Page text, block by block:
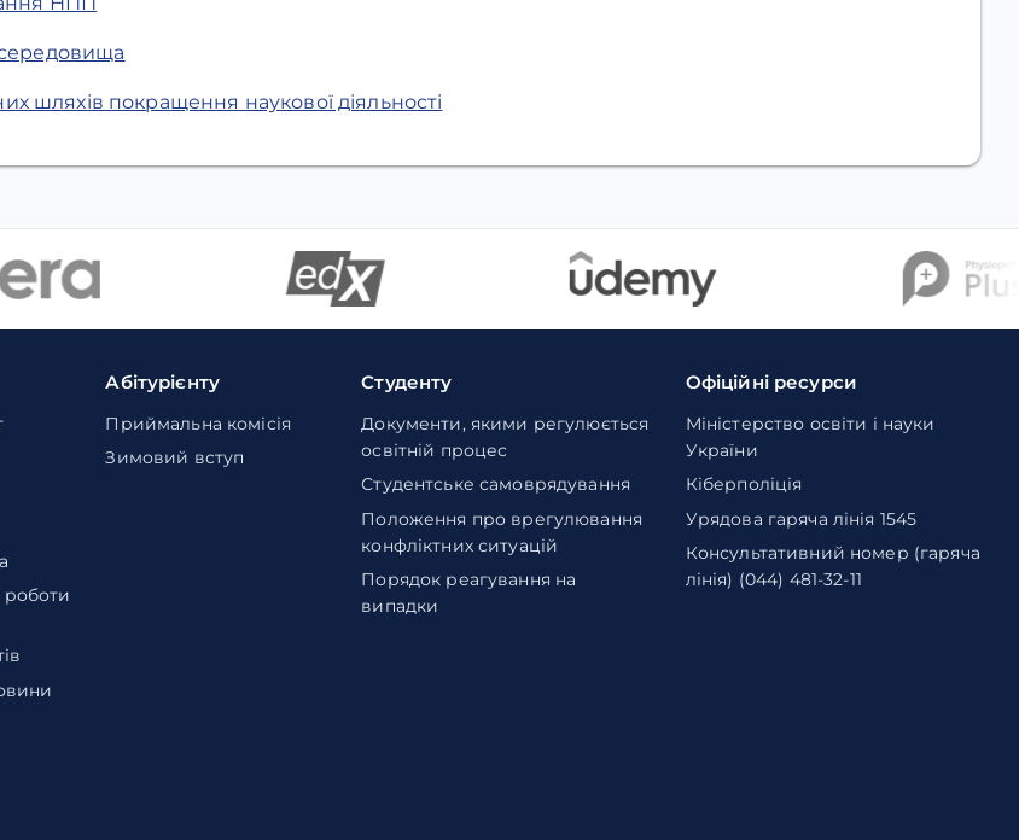
шляхів покращення наукової діяльності
Абітурієнту
Приймальна комісія
Зимовий вступ
Студенту
Документи, якими регулюється
освітній процес
Студентське самоврядування
Положення про врегулювання
конфліктних ситуацій
Порядок реагування на
випадки
Офіційні ресурси
Міністерство освіти і науки
України
Кіберполіція
Урядова гаряча лінія 1545
Консультативний номер (гаряча
лінія) (044) 481-32-11